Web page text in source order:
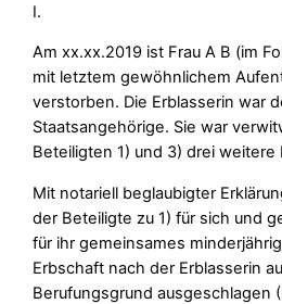
I.
Am xx.xx.2019 ist Frau A B (im
mit letztem gewöhnlichem
verstorben. Die Erblasserin war
Staatsangehörige. Sie war
Beteiligten 1) und 3) drei
Mit notariell beglaubigter
der Beteiligte zu 1) für sich und
für ihr gemeinsames
Erbschaft nach der Erblasserin
Berufungsgrund ausgeschlagen